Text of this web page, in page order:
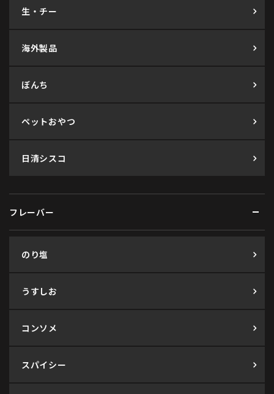
生・チー
海外製品
ぼんち
ペットおやつ
日清シスコ
フレーバー
のり塩
うすしお
コンソメ
スパイシー